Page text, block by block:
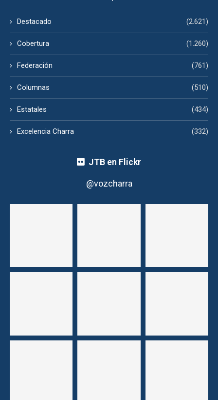
Destacado (2.621)
Cobertura (1.260)
Federación (761)
Columnas (510)
Estatales (434)
Excelencia Charra (332)
JTB en Flickr
@vozcharra